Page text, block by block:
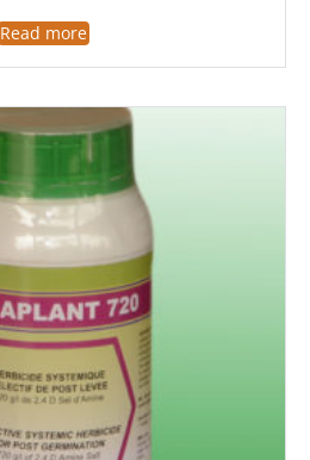
Read more